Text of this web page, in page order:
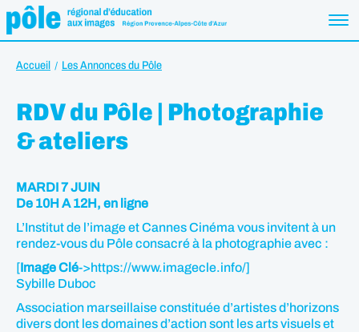
Accueil Les Annonces du Pôle
RDV du Pôle | Photographie
& ateliers
MARDI 7 JUIN
De 10H A 12H, en ligne
L’Institut de l’image et Cannes Cinéma vous invitent à un
rendez-vous du Pôle consacré à la photographie avec :
[Image Clé->https://www.imagecle.info/]
Sybille Duboc
Association marseillaise constituée d’artistes d’horizons
divers dont les domaines d’action sont les arts visuels et